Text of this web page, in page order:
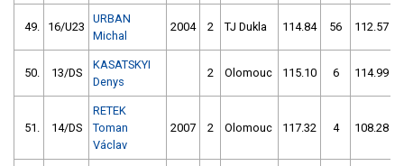
49. 16/U23
URBAN
Michal
2004 2 TJ Dukla 114.84 56 112.57
50. 13/DS
KASATSKYI
Denys
2 Olomouc 115.10 6 114.99
51. 14/DS
RETEK
Toman
Václav
2007 2 Olomouc 117.32 4 108.28